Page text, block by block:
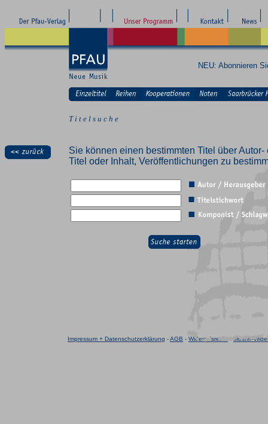
NEU: Abonnieren
T i t e l s u c h e
Sie können einen bestimmten Titel über
Titel oder Inhalt, Veröffentlichungen zu
Impressum + Datenschutzerklärung -AGB - Widerrufsrecht Muster-